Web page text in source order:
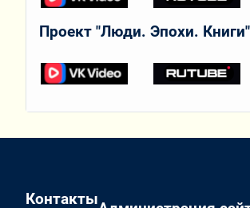
Проект "Люди. Эпохи. Книги"
Контакты